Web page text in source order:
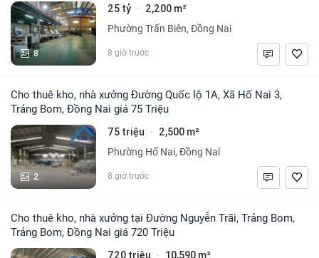
8
25 tỷ · 2,200 m²
Phường Trấn Biên, Đồng Nai
8 giờ trước
Cho thuê kho, nhà xưởng Đường Quốc lộ 1A, Xã Hố Nai 3,
Trảng Bom, Đồng Nai giá 75 Triệu
2
75 triệu · 2,500 m²
Phường Hố Nai, Đồng Nai
8 giờ trước
Cho thuê kho, nhà xưởng tại Đường Nguyễn Trãi, Trảng Bom,
Trảng Bom, Đồng Nai giá 720 Triệu
720 triệu · 10,590 m²